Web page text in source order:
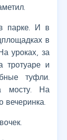
парке. И в
в
уроках, за
тротуаре и
туфли.
мосту. На
вечеринка.